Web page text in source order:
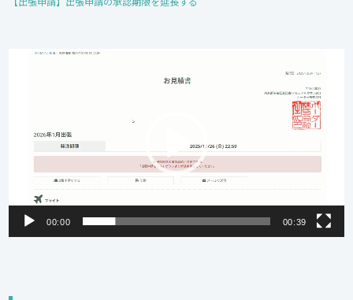
00:00 00:39